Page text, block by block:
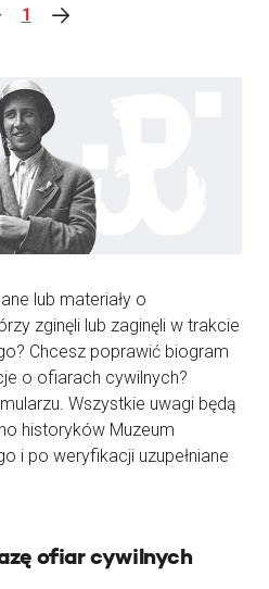
1
lub materiały o
zginęli lub zaginęli w trakcie
Chcesz poprawić biogram
o ofiarach cywilnych?
Wszystkie uwagi będą
historyków Muzeum
i po weryfikacji uzupełniane
ofiar cywilnych